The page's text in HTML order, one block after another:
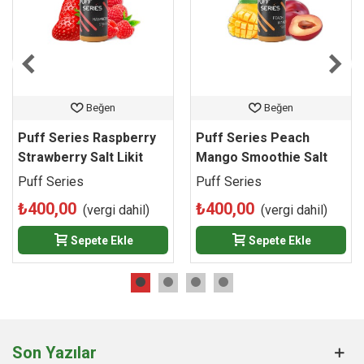
üzümlü puff likitini, en ucuz fiyat avantajı ve orijinal ürün
garantisiyle hemen sipariş etmek için web sitemizi ziyaret
edebilir ve cihazınızın aroma performansını zirveye
taşıyabilirsiniz.
seçenekleriyle sunulan Yerli Puff Series Grape Ice; yoğun
buhar performansı, baymayan tatlı dengesi ve hızlı nikotin
doyumu arayan MTL (sigara içim) tutkunlarının vazgeçilmez
günlük likiti olacak.
Beğen
Puff Series Raspberry
Strawberry Salt Likit
Puff Series
₺400,00 (vergi dahil)
Sepete Ekle
Beğen
Puff Series Peach
Mango Smoothie Salt
Likit
Puff Series
₺400,00 (vergi dahil)
Sepete Ekle
Son Yazılar